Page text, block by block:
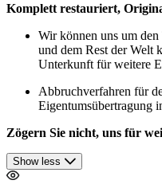
Komplett restauriert,
Wir können uns um
und dem Rest der Welt
Unterkunft für weitere
Abbruchverfahren für
Eigentumsübertragung
Zögern Sie nicht, uns für
Show less